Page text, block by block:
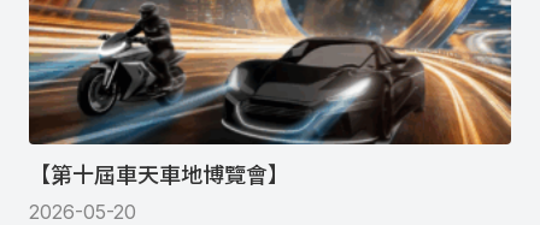
【第十屆車天車地博覽會】
2026-05-20